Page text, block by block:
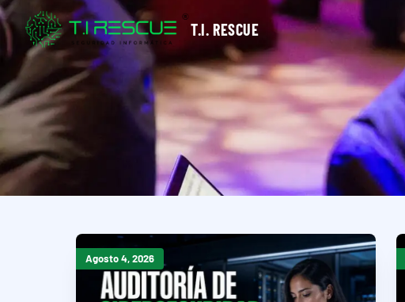
T.I. RESCUE
Agosto 4, 2026